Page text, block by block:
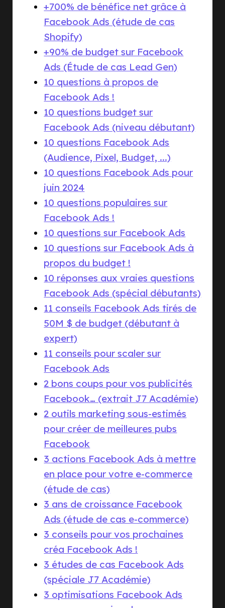
+700% de bénéfice net grâce à
Facebook Ads (étude de cas
Shopify)
+90% de budget sur Facebook
Ads (Étude de cas Lead Gen)
10 questions à propos de
Facebook Ads !
10 questions budget sur
Facebook Ads (niveau débutant)
10 questions Facebook Ads
(Audience, Pixel, Budget, ...)
10 questions Facebook Ads pour
juin 2024
10 questions populaires sur
Facebook Ads !
10 questions sur Facebook Ads
10 questions sur Facebook Ads à
propos du budget !
10 réponses aux vraies questions
Facebook Ads (spécial débutants)
11 conseils Facebook Ads tirés de
50M $ de budget (débutant à
expert)
11 conseils pour scaler sur
Facebook Ads
2 bons coups pour vos publicités
Facebook… (extrait J7 Académie)
2 outils marketing sous-estimés
pour créer de meilleures pubs
Facebook
3 actions Facebook Ads à mettre
en place pour votre e-commerce
(étude de cas)
3 ans de croissance Facebook
Ads (étude de cas e-commerce)
3 conseils pour vos prochaines
créa Facebook Ads !
3 études de cas Facebook Ads
(spéciale J7 Académie)
3 optimisations Facebook Ads